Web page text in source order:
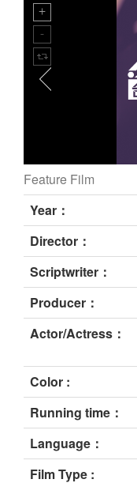
still
Feature Film
Year：
Director：
Scriptwriter：
Producer：
Actor/Actress：
Color :
Running time：
Language：
Film Type :